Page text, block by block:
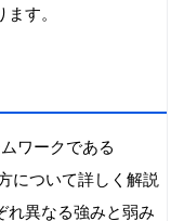
す。
ワークである
について詳しく解説
れ異なる強みと弱み